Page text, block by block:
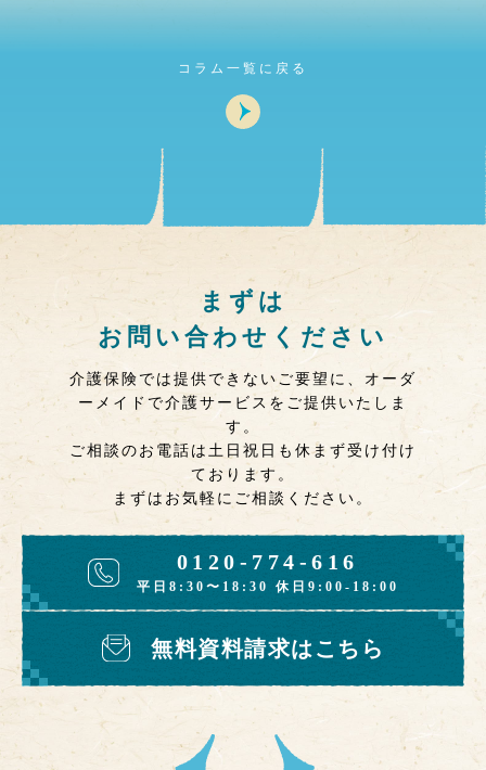
コラム一覧に戻る
まずは
お問い合わせください
介護保険では提供できないご要望に、オーダ
ーメイドで介護サービスをご提供いたしま
す。
ご相談のお電話は土日祝日も休まず受け付け
ております。
まずはお気軽にご相談ください。
0120-774-616
平日8:30〜18:30 休日9:00-18:00
無料資料請求はこちら